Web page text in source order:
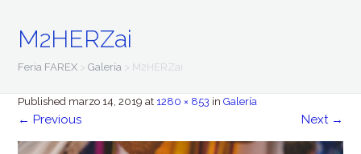
M2HERZai
Feria FAREX >Galería > M2HERZai
Published marzo 14, 2019 at 1280 × 853 inGalería
← Previous Next →